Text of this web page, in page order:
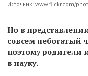
Источник: www.flickr.com/
Но в
совсем небогатый
поэтому родители
в науку.